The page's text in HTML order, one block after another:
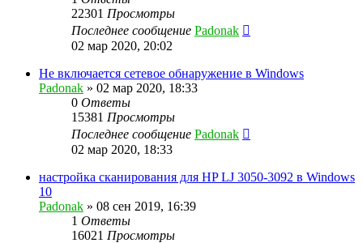
22301 Просмотры
Последнее сообщение Padonak
02 мар 2020, 20:02
Не включается сетевое обнаружение в Windows
Padonak » 02 мар 2020, 18:33
0 Ответы
15381 Просмотры
Последнее сообщение Padonak
02 мар 2020, 18:33
настройка сканирования для HP LJ 3050-3092 в Windows
10
Padonak » 08 сен 2019, 16:39
1 Ответы
16021 Просмотры